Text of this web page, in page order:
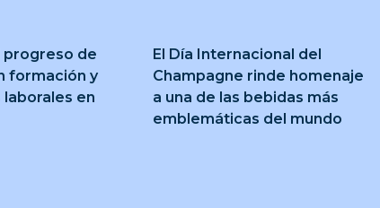
progreso de
formación y
en
El Día Internacional del
Champagne rinde homenaje
a una de las bebidas más
emblemáticas del mundo